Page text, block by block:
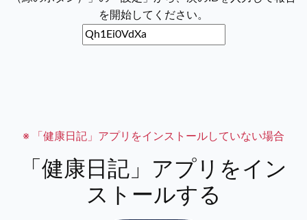
を開始してください。
※ 「健康日記」アプリをインストールしていない場合
「健康日記」アプリをイン
ストールする